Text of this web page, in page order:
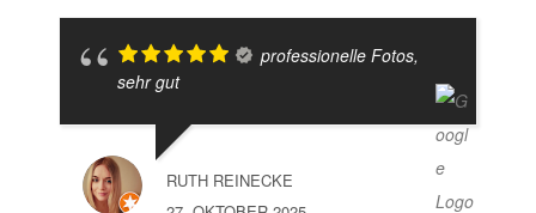
professionelle Fotos,
sehr gut
RUTH REINECKE